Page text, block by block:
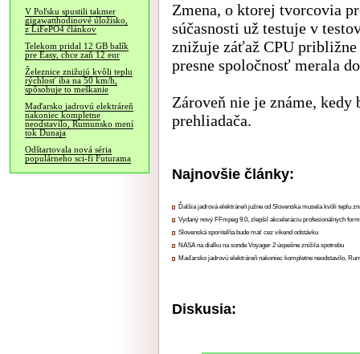
V Poľsku spustili takmer
gigawatthodinové úložisko,
z LiFePO4 článkov
Telekom pridal 12 GB balík
pre Easy, chce zaň 12 eur
Železnice znižujú kvôli teplu
rýchlosť iba na 50 km/h,
spôsobuje to meškanie
Maďarsko jadrovú elektráreň
nakoniec kompletne
neodstavilo, Rumunsko mení
tok Dunaja
Odštartovala nová séria
populárneho sci-fi Futurama
Zmena, o ktorej tvorcovia
súčasnosti už testuje v
znižuje záťaž CPU
presne spoločnosť merala
Zároveň nie je známe, kedy
prehliadača.
Najnovšie články:
Ďalšia jadrová elektráreň južne od Slovenska musela kvôli teplu
Vydaný nový FFmpeg 9.0, zlepšil akceleráciu profesionálnych
Slovenská sporiteľňa bude mať cez víkend odstávku
NASA na diaľku na sonde Voyager 2 úspešne znížila spotrebu
Maďarsko jadrovú elektráreň nakoniec kompletne neodstavilo,
Diskusia: